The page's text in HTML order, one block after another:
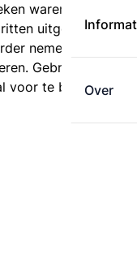
Over
waren. Is deze
uitgevallen?
nemen als je
Gebruik de
voor te bereiden.